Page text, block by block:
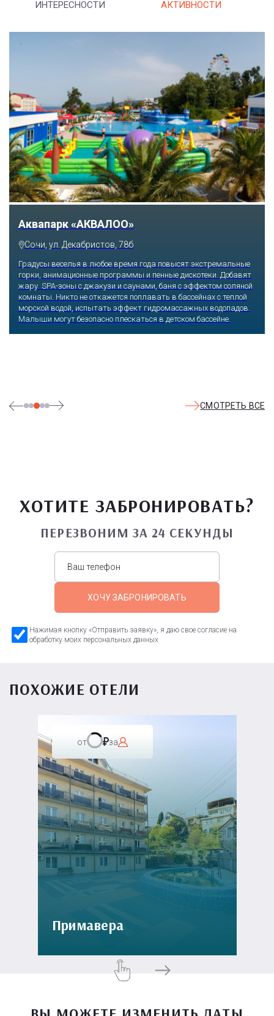
ИНТЕРЕСНОСТИ АКТИВНОСТИ
Аквапарк «АКВАЛОО»
Сочи, ул. Декабристов, 78б
Градусы веселья в любое время года повысят экстремальные
горки, анимационные программы и пенные дискотеки. Добавят
жару SPA-зоны с джакузи и саунами, баня с эффектом соляной
комнаты. Никто не откажется поплавать в бассейнах с теплой
морской водой, испытать эффект гидромассажных водопадов.
Малыши могут безопасно плескаться в детском бассейне.
СМОТРЕТЬ ВСЕ
ХОТИТЕ ЗАБРОНИРОВАТЬ?
ПЕРЕЗВОНИМ ЗА 24 СЕКУНДЫ
ХОЧУ ЗАБРОНИРОВАТЬ
Нажимая кнопку «Отправить заявку», я даю свое согласие на
обработку моих персональных данных
ПОХОЖИЕ ОТЕЛИ
от за
Примавера